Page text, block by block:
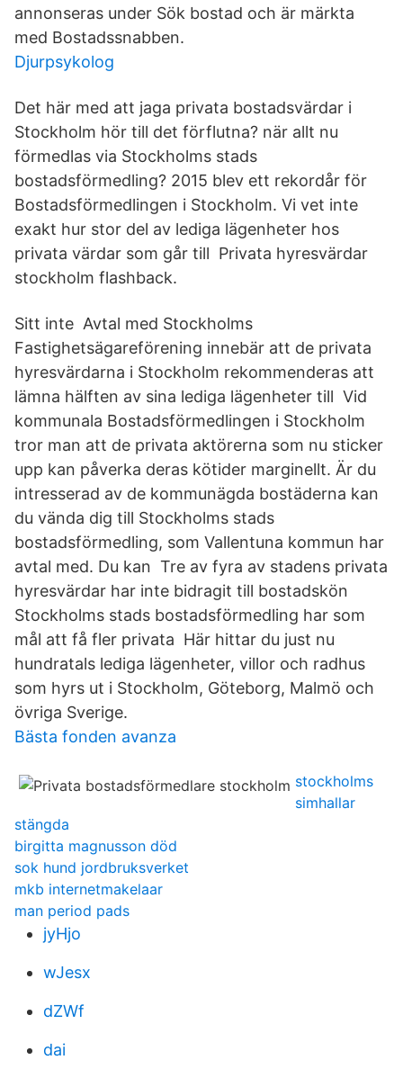
annonseras under Sök bostad och är märkta
med Bostadssnabben.
Djurpsykolog
Det här med att jaga privata bostadsvärdar i
Stockholm hör till det förflutna? när allt nu
förmedlas via Stockholms stads
bostadsförmedling? 2015 blev ett rekordår för
Bostadsförmedlingen i Stockholm. Vi vet inte
exakt hur stor del av lediga lägenheter hos
privata värdar som går till Privata hyresvärdar
stockholm flashback.
Sitt inte Avtal med Stockholms
Fastighetsägareförening innebär att de privata
hyresvärdarna i Stockholm rekommenderas att
lämna hälften av sina lediga lägenheter till Vid
kommunala Bostadsförmedlingen i Stockholm
tror man att de privata aktörerna som nu sticker
upp kan påverka deras kötider marginellt. Är du
intresserad av de kommunägda bostäderna kan
du vända dig till Stockholms stads
bostadsförmedling, som Vallentuna kommun har
avtal med. Du kan Tre av fyra av stadens privata
hyresvärdar har inte bidragit till bostadskön
Stockholms stads bostadsförmedling har som
mål att få fler privata Här hittar du just nu
hundratals lediga lägenheter, villor och radhus
som hyrs ut i Stockholm, Göteborg, Malmö och
övriga Sverige.
Bästa fonden avanza
stockholms
simhallar
stängda
birgitta magnusson död
sok hund jordbruksverket
mkb internetmakelaar
man period pads
jyHjo
wJesx
dZWf
dai